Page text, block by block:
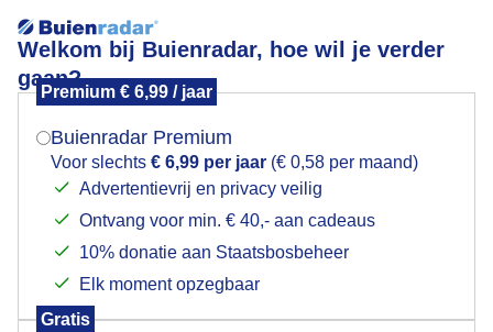
Welkom bij Buienradar, hoe wil je verder
gaan?
Premium € 6,99 / jaar
Buienradar Premium
Voor slechts € 6,99 per jaar (€ 0,58 per maand)
Advertentievrij en privacy veilig
Ontvang voor min. € 40,- aan cadeaus
10% donatie aan Staatsbosbeheer
Elk moment opzegbaar
Gratis
Genieten op de vroege ochtend
Mogen we je locatie gebruiken voor het
Indien je hier nog geen akkoord op hebt gegeven,
verschijnt er zo een pop-up uit je browser waarin
Is goed, toon de popup